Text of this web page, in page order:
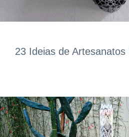
23 Ideias de